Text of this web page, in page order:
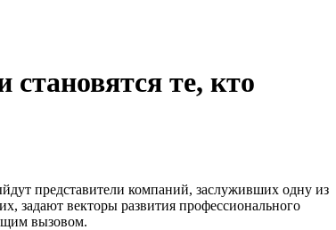
те, кто
представители компаний, заслуживших одну из
задают векторы развития профессионального
вызовом.